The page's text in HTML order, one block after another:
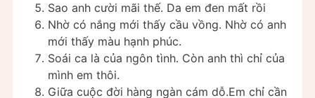
Sao anh cười mãi thế. Da em đen mất rồi
Nhờ có nắng mới thấy cầu vồng. Nhờ có anh
mới thấy màu hạnh phúc.
Soái ca là của ngôn tình. Còn anh thì chỉ của
mình em thôi.
Giữa cuộc đời hàng ngàn cám dỗ.Em chỉ cần